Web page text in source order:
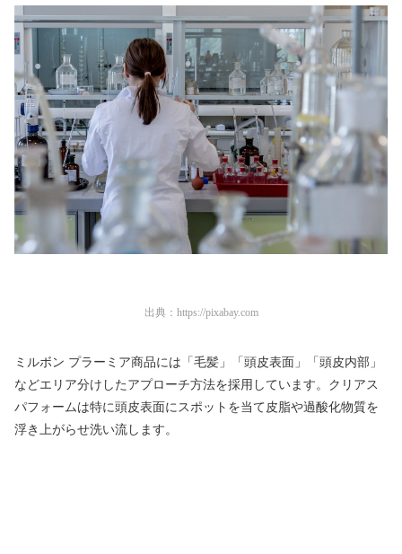
出典： https://pixabay.com
ミルボン プラーミア商品には「毛髪」「頭皮表面」「頭皮内部」
などエリア分けしたアプローチ方法を採用しています。クリアス
パフォームは特に頭皮表面にスポットを当て皮脂や過酸化物質を
浮き上がらせ洗い流します。